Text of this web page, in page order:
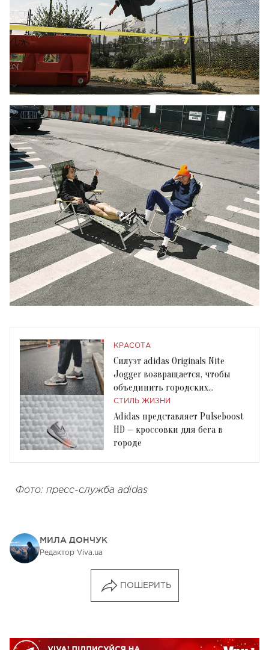
КРАСОТА
Cилуэт adidas Originals Nite
Jogger возвращается, чтобы
объединить городских
креаторов
СТИЛЬ ЖИЗНИ
Adidas представляет Pulseboost
HD — кроссовки для бега в
городе
Фото: пресс-служба adidas
МИЛА ДОНЧУК
Редактор Viva.ua
ПОШЕРИТЬ